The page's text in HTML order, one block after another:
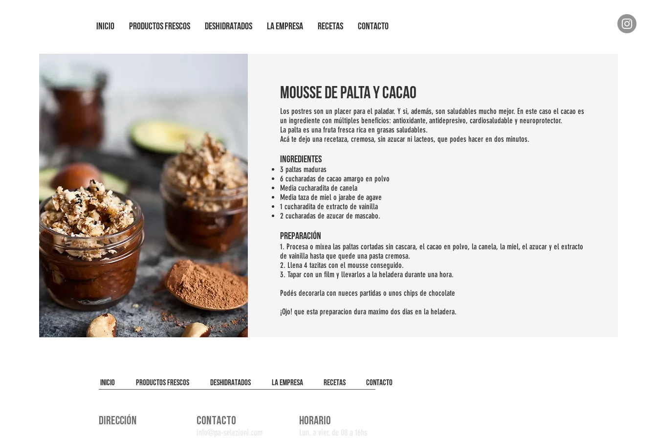
INICIO PRODUCTOS FRESCOS DESHIDRATADOS LA EMPRESA RECETAS CONTACTO
mousse de palta y cacao
Los postres son un placer para el paladar. Y si, además, son saludables mucho mejor. En este caso el cacao es
un ingrediente con múltiples beneficios: antioxidante, antidepresivo, cardiosaludable y neuroprotector.
La palta es una fruta fresca rica en grasas saludables.
Acá te dejo una recetaza, cremosa, sin azucar ni lacteos, que podes hacer en dos minutos.
INGREDIENTES
3 paltas maduras
6 cucharadas de cacao amargo en polvo
Media cucharadita de canela
Media taza de miel o jarabe de agave
1 cucharadita de extracto de vainilla
2 cucharadas de azucar de mascabo.
preparación
1. Procesa o mixea las paltas cortadas sin cascara, el cacao en polvo, la canela, la miel, el azucar y el extracto
de vainilla hasta que quede una pasta cremosa.
2. Llena 4 tazitas con el mousse conseguido.
3. Tapar con un film y llevarlos a la heladera durante una hora.
Podés decorarla con nueces partidas o unos chips de chocolate
¡Ojo! que esta preparacion dura maximo dos dias en la heladera.
INICIO PRODUCTOS FRESCOS DESHIDRATADOS LA EMPRESA RECETAS CONTACTO
DIRECCIÓN CONTACTO HORARIO